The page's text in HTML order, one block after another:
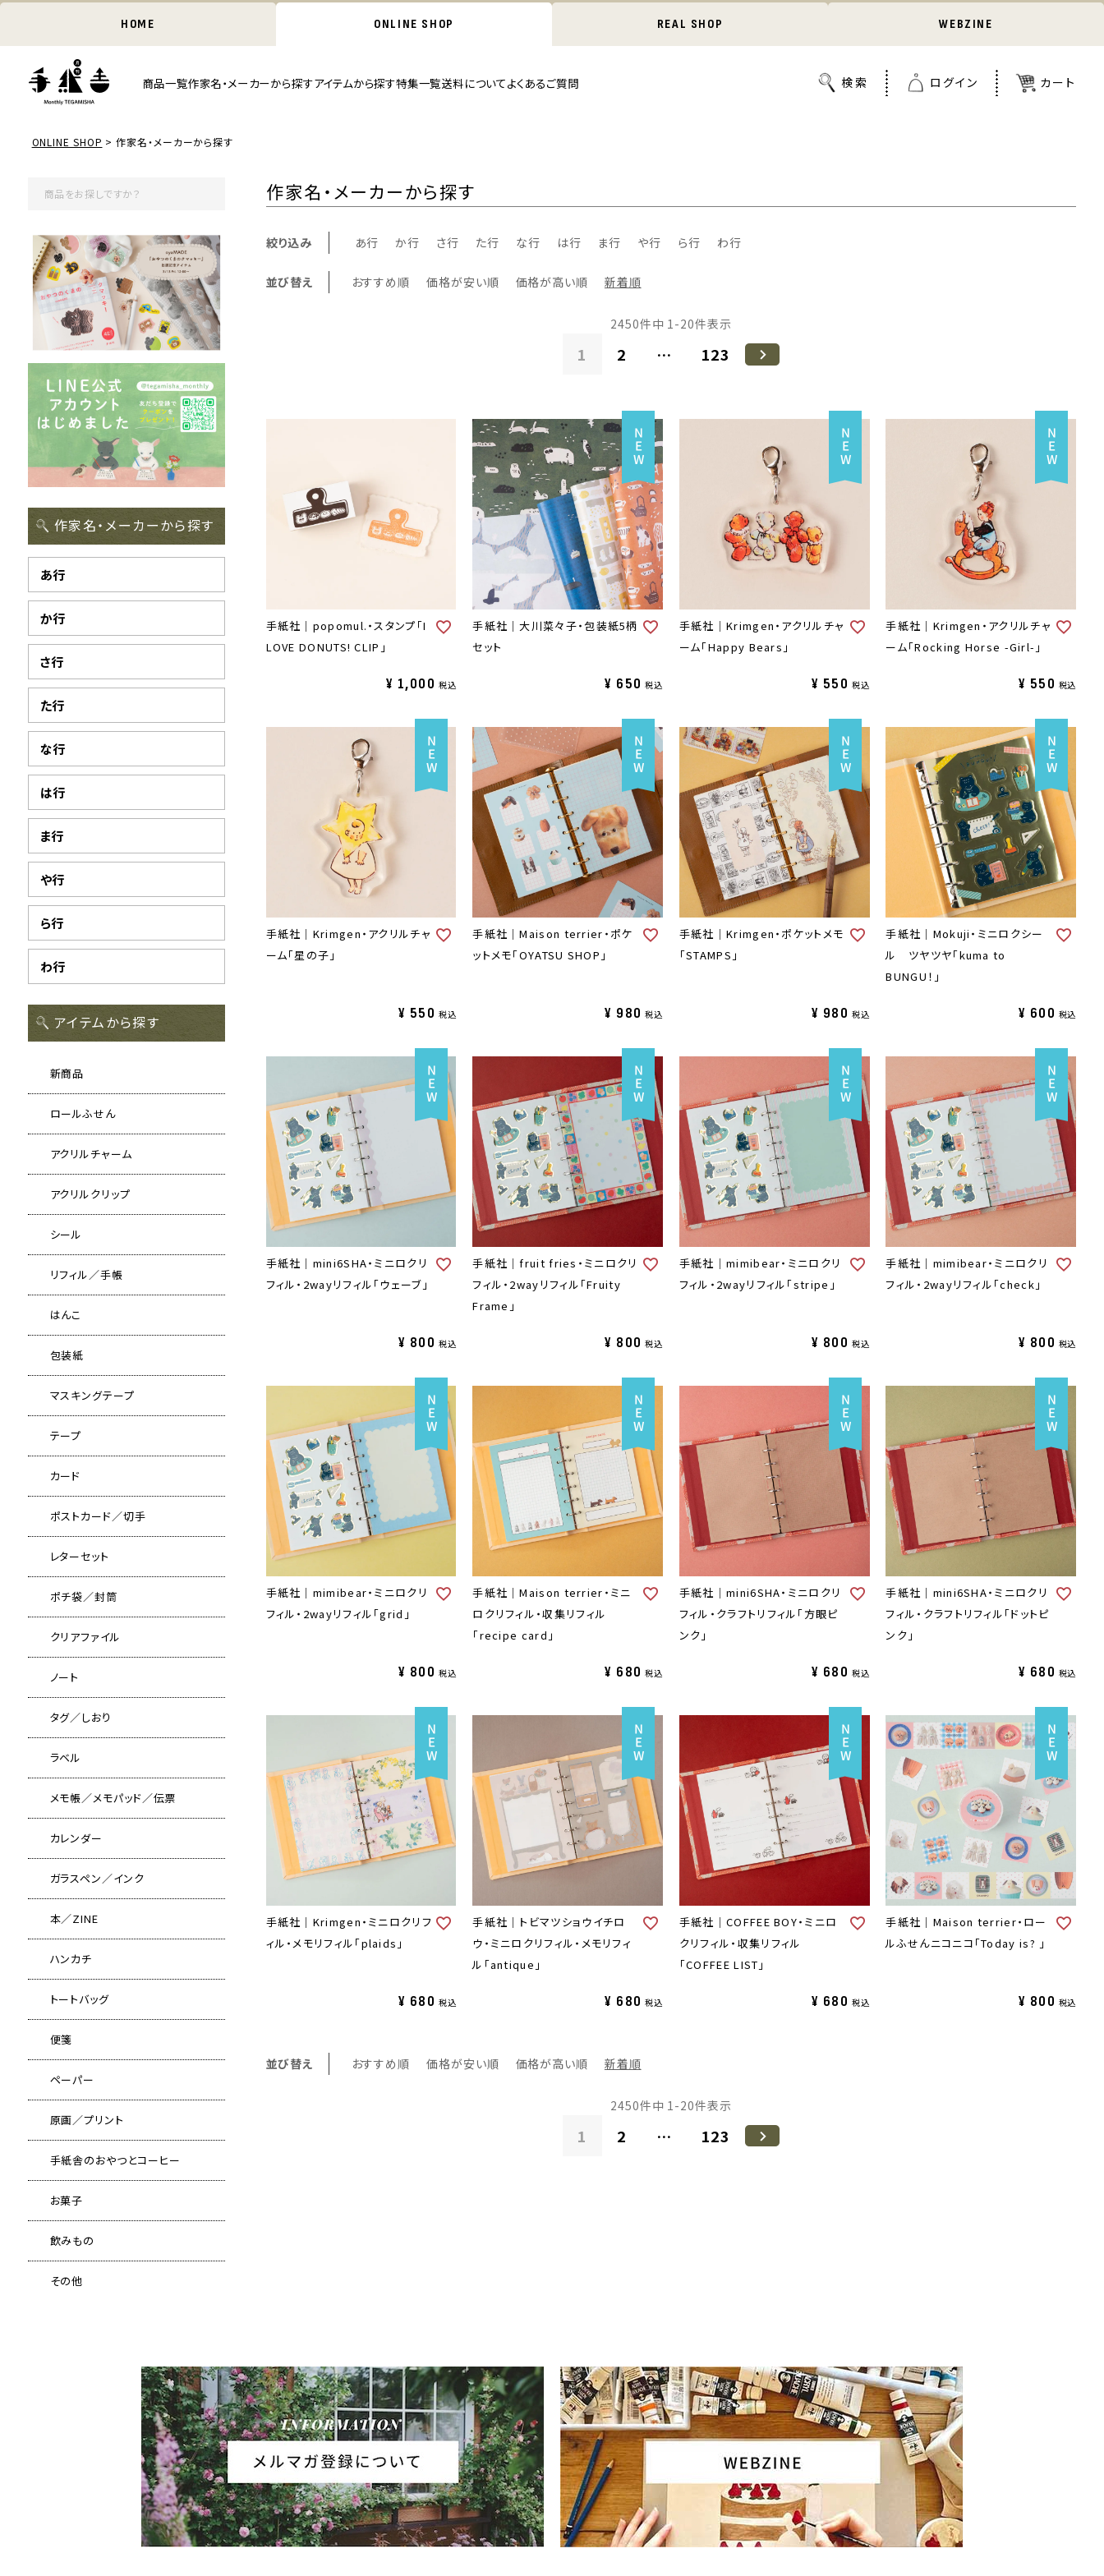
HOME ONLINE SHOP REAL SHOP WEBZINE
商品一覧作家名・メーカーから探すアイテムから探す特集一覧送料についてよくあるご質問
ONLINE SHOP 作家名・メーカーから探す
作家名・メーカーから探す
あ行
か行
さ行
た行
な行
は行
ま行
や行
ら行
わ行
アイテムから探す
新商品
ロールふせん
アクリルチャーム
アクリルクリップ
シール
リフィル／手帳
はんこ
包装紙
マスキングテープ
テープ
カード
ポストカード／切手
レターセット
ポチ袋／封筒
クリアファイル
ノート
タグ／しおり
ラベル
メモ帳／メモパッド／伝票
カレンダー
ガラスペン／インク
本／ZINE
ハンカチ
トートバッグ
便箋
ペーパー
原画／プリント
手紙舎のおやつとコーヒー
お菓子
飲みもの
その他
作家名・メーカーから探す
絞り込み あ行 か行 さ行 た行 な行 は行 ま行 や行 ら行 わ行
並び替え おすすめ順 価格が安い順 価格が高い順 新着順
2450件中 1-20件表示
1 2 … 123
手紙社｜popomul.・スタンプ「I
LOVE DONUTS! CLIP」
¥ 1,000 税込
手紙社｜大川菜々子・包装紙5柄
セット
¥ 650 税込
手紙社｜Krimgen・アクリルチャ
ーム「Happy Bears」
¥ 550 税込
手紙社｜Krimgen・アクリルチャ
ーム「Rocking Horse -Girl-」
¥ 550 税込
手紙社｜Krimgen・アクリルチャ
ーム「星の子」
¥ 550 税込
手紙社｜Maison terrier・ポケ
ットメモ「OYATSU SHOP」
¥ 980 税込
手紙社｜Krimgen・ポケットメモ
「STAMPS」
¥ 980 税込
手紙社｜Mokuji・ミニロクシー
ル ツヤツヤ「kuma to
BUNGU！」
¥ 600 税込
手紙社｜mini6SHA・ミニロクリ
フィル・2wayリフィル「ウェーブ」
¥ 800 税込
手紙社｜fruit fries・ミニロクリ
フィル・2wayリフィル「Fruity
Frame」
¥ 800 税込
手紙社｜mimibear・ミニロクリ
フィル・2wayリフィル「stripe」
¥ 800 税込
手紙社｜mimibear・ミニロクリ
フィル・2wayリフィル「check」
¥ 800 税込
手紙社｜mimibear・ミニロクリ
フィル・2wayリフィル「grid」
¥ 800 税込
手紙社｜Maison terrier・ミニ
ロクリフィル・収集リフィル
「recipe card」
¥ 680 税込
手紙社｜mini6SHA・ミニロクリ
フィル・クラフトリフィル「方眼ピ
ンク」
¥ 680 税込
手紙社｜mini6SHA・ミニロクリ
フィル・クラフトリフィル「ドットピ
ンク」
¥ 680 税込
手紙社｜Krimgen・ミニロクリフ
ィル・メモリフィル「plaids」
¥ 680 税込
手紙社｜トビマツショウイチロ
ウ・ミニロクリフィル・メモリフィ
ル「antique」
¥ 680 税込
手紙社｜COFFEE BOY・ミニロ
クリフィル・収集リフィル
「COFFEE LIST」
¥ 680 税込
手紙社｜Maison terrier・ロー
ルふせんニコニコ「Today is? 」
¥ 800 税込
並び替え おすすめ順 価格が安い順 価格が高い順 新着順
2450件中 1 -20件表示
1 2 … 123